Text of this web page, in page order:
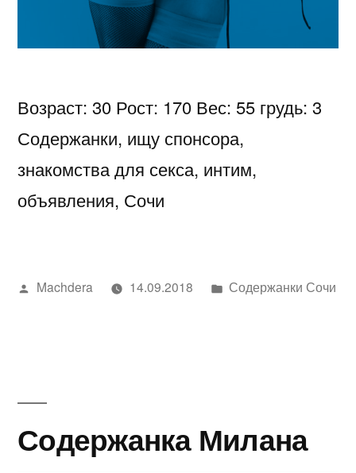
Возраст: 30 Рост: 170 Вес: 55 грудь: 3
Содержанки, ищу спонсора,
знакомства для секса, интим,
объявления, Сочи
Написано
Machdera 14.09.2018
Написано
Содержанки Сочи
Содержанка Милана